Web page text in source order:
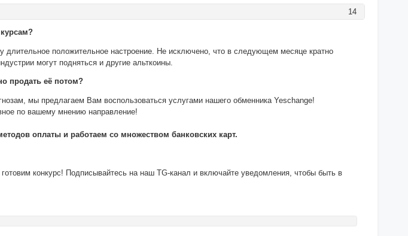
14
длительное положительное настроение. Не исключено, что в следующем месяце кратно
могут подняться и другие альткоины.
продать её потом?
мы предлагаем Вам воспользоваться услугами нашего обменника Yeschange!
по вашему мнению направление!
оплаты и работаем со множеством банковских карт.
конкурс! Подписывайтесь на наш TG-канал и включайте уведомления, чтобы быть в